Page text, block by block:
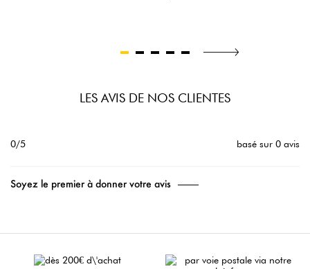
LES AVIS DE NOS CLIENTES
0/5 basé sur 0 avis
Soyez le premier à donner votre avis